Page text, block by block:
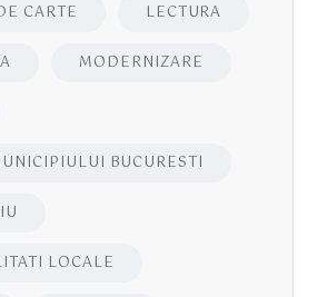
CARTE LECTURA
MODERNIZARE
BUCURESTI
LOCALE